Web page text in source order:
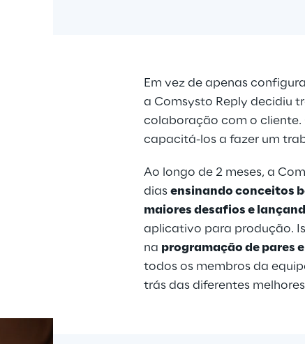
Em vez de apenas
a Comsysto Reply decidiu
colaboração com o
capacitá-los a fazer um
Ao longo de 2 meses, a
dias ensinando conceitos
maiores desafios e
aplicativo para produção.
na programação de pares
todos os membros da
trás das diferentes